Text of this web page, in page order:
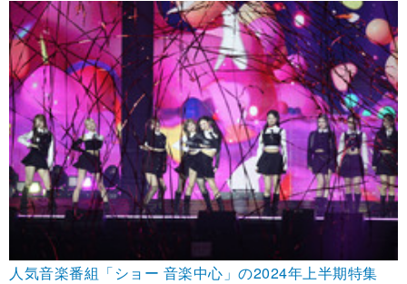
人気音楽番組「ショー 音楽中心」の2024年上半期特集